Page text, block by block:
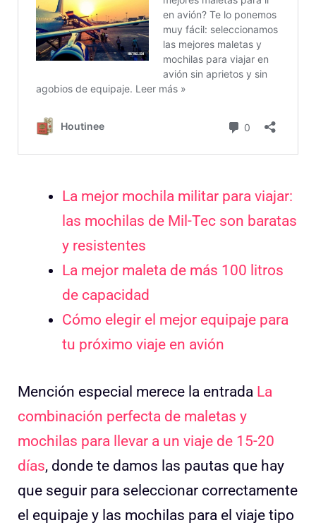
La mejor mochila militar para viajar:
las mochilas de Mil-Tec son baratas
y resistentes
La mejor maleta de más 100 litros
de capacidad
Cómo elegir el mejor equipaje para
tu próximo viaje en avión
Mención especial merece la entrada La
combinación perfecta de maletas y
mochilas para llevar a un viaje de 15-20
días, donde te damos las pautas que hay
que seguir para seleccionar correctamente
el equipaje y las mochilas para el viaje tipo